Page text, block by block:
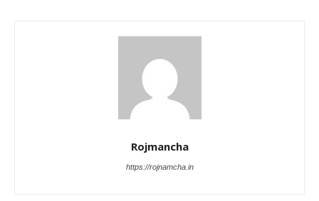
Rojmancha
https://rojnamcha.in